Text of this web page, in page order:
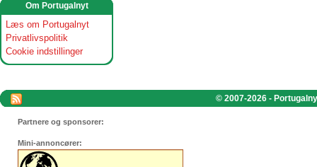
Om Portugalnyt
Læs om Portugalnyt
Privatlivspolitik
Cookie indstillinger
© 2007-2026 -
Partnere og sponsorer:
Mini-annoncører: